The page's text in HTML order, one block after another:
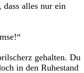
dass alles nur ein
gehalten. Du
in den Ruhestand